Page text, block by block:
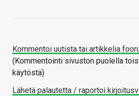
Kommentoi uutista tai artikkelia
(Kommentointi sivuston puolella
käytöstä)
Lähetä palautetta / raportoi